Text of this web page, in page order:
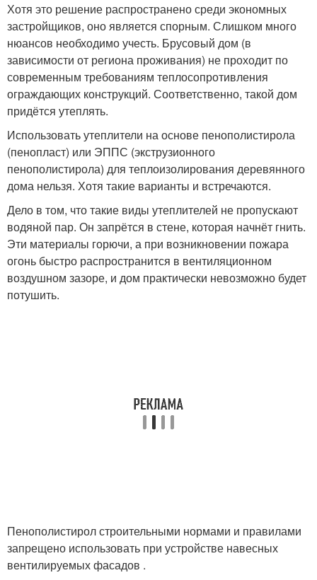
Хотя это решение распространено среди экономных
застройщиков, оно является спорным. Слишком много
нюансов необходимо учесть. Брусовый дом (в
зависимости от региона проживания) не проходит по
современным требованиям теплосопротивления
ограждающих конструкций. Соответственно, такой дом
придётся утеплять.
Использовать утеплители на основе пенополистирола
(пенопласт) или ЭППС (экструзионного
пенополистирола) для теплоизолирования деревянного
дома нельзя. Хотя такие варианты и встречаются.
Дело в том, что такие виды утеплителей не пропускают
водяной пар. Он запрётся в стене, которая начнёт гнить.
Эти материалы горючи, а при возникновении пожара
огонь быстро распространится в вентиляционном
воздушном зазоре, и дом практически невозможно будет
потушить.
Пенополистирол строительными нормами и правилами
запрещено использовать при устройстве навесных
вентилируемых фасадов .